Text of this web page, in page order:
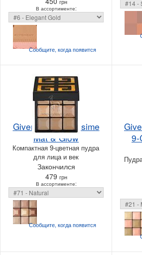
В ассортименте:
Сообщите, когдапоявится
Givenchy Prismissime
Mat & Glow
Компактная 9-цветная пудра
для лица и век
Закончился
479 грн
В ассортименте:
Сообщите, когдапоявится
9-